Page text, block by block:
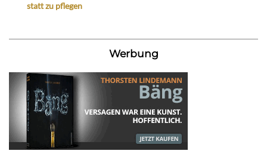
statt zu pflegen
Werbung